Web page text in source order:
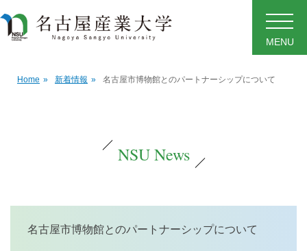
MENU
Home » 新着情報 » 名古屋市博物館とのパートナーシップについて
NSU News
名古屋市博物館とのパートナーシップについて